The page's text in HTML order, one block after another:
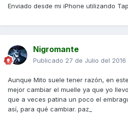
Enviado desde mi iPhone utilizando
Nigromante
Publicado 27 de Julio del 2016
Aunque Mito suele tener razón, en
mejor cambiar el muelle ya que yo
que a veces patina un poco el
así, para qué cambiar. paz_